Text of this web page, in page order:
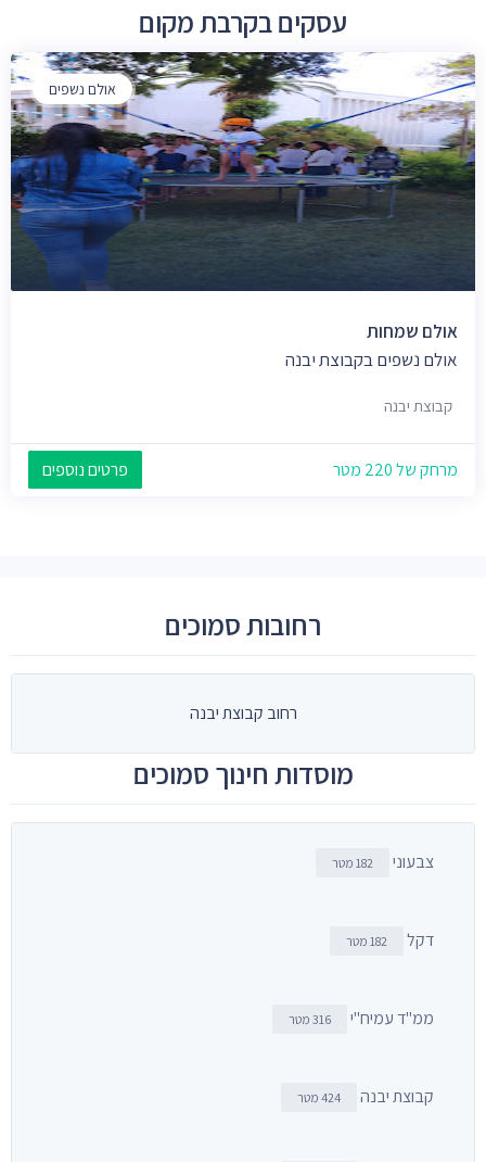
עסקים בקרבת מקום
אולם נשפים
אולם שמחות
אולם נשפים בקבוצת יבנה
קבוצת יבנה
מרחק של 220 מטר פרטים נוספים
רחובות סמוכים
רחוב קבוצת יבנה
מוסדות חינוך סמוכים
צבעוני 182 מטר
דקל 182 מטר
ממ"ד עמיח"י 316 מטר
קבוצת יבנה 424 מטר